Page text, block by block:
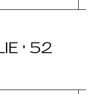
· 52